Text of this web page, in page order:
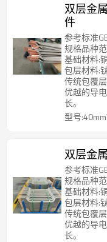
双层金
件
参考标准
规格品种
基础材料:
包层材料:
传统包覆
优越的导
长。
型号
双层金
参考标准
规格品种
基础材料:
包层材料:
传统包覆
优越的导
长。